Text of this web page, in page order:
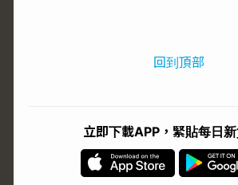
回到頂部
立即下載APP，緊貼每日